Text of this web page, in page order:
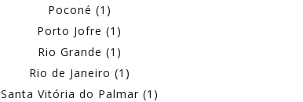
Poconé (1)
Porto Jofre (1)
Rio Grande (1)
Rio de Janeiro (1)
Santa Vitória do Palmar (1)